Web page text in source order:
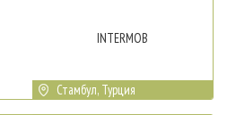
INTERMOB
Стамбул, Турция